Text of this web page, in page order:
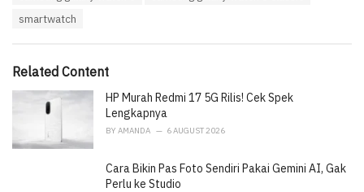
s
:
smartwatch
Related Content
HP Murah Redmi 17 5G Rilis! Cek Spek
Lengkapnya
BY AMANDA 6 AUGUST 2026
Cara Bikin Pas Foto Sendiri Pakai Gemini AI, Gak
Perlu ke Studio